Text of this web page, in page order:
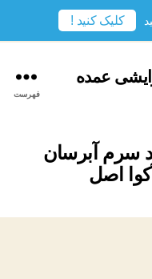
عمده
فهرست
سرم آبرسان
اصل
کلیک کنید !